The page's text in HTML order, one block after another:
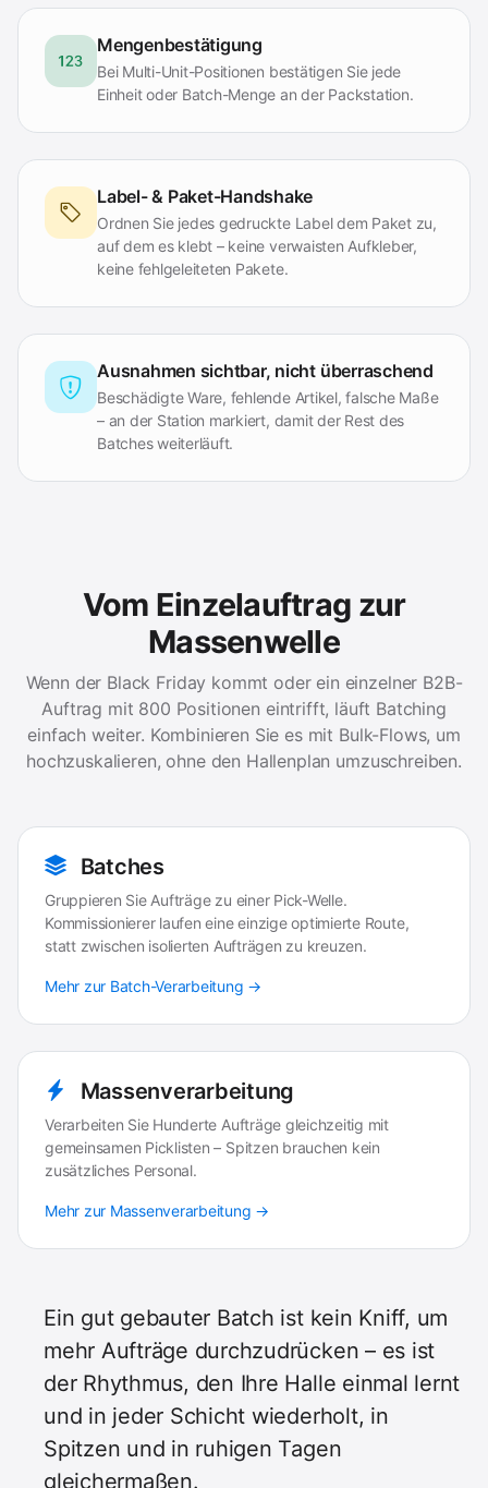
Mengenbestätigung
Bei Multi-Unit-Positionen bestätigen Sie jede
Einheit oder Batch-Menge an der Packstation.
Label- & Paket-Handshake
Ordnen Sie jedes gedruckte Label dem Paket zu,
auf dem es klebt – keine verwaisten Aufkleber,
keine fehlgeleiteten Pakete.
Ausnahmen sichtbar, nicht überraschend
Beschädigte Ware, fehlende Artikel, falsche Maße
– an der Station markiert, damit der Rest des
Batches weiterläuft.
Vom Einzelauftrag zur
Massenwelle
Wenn der Black Friday kommt oder ein einzelner B2B-
Auftrag mit 800 Positionen eintrifft, läuft Batching
einfach weiter. Kombinieren Sie es mit Bulk-Flows, um
hochzuskalieren, ohne den Hallenplan umzuschreiben.
Batches
Gruppieren Sie Aufträge zu einer Pick-Welle.
Kommissionierer laufen eine einzige optimierte Route,
statt zwischen isolierten Aufträgen zu kreuzen.
Mehr zur Batch-Verarbeitung →
Massenverarbeitung
Verarbeiten Sie Hunderte Aufträge gleichzeitig mit
gemeinsamen Picklisten – Spitzen brauchen kein
zusätzliches Personal.
Mehr zur Massenverarbeitung →
Ein gut gebauter Batch ist kein Kniff, um
mehr Aufträge durchzudrücken – es ist
der Rhythmus, den Ihre Halle einmal lernt
und in jeder Schicht wiederholt, in
Spitzen und in ruhigen Tagen
gleichermaßen.